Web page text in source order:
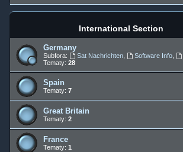
International Section
Germany
Subfora: Sat Nachrichten, Software Info,
Tematy: 28
Spain
Tematy: 7
Great Britain
Tematy: 2
France
Tematy: 1